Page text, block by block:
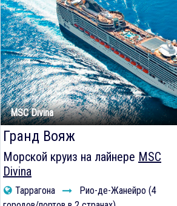
MSC Divina
Гранд Вояж
Морской круиз на лайнере MSC
Divina
Таррагона
Рио-де-Жанейро (4